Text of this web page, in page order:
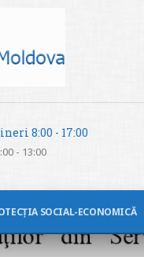
8:00 - 17:00
- 13:00
SOCIAL-ECONOMICĂ